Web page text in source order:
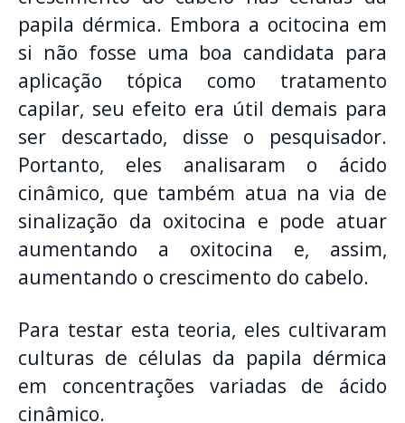
papila dérmica. Embora a ocitocina em
si não fosse uma boa candidata para
aplicação tópica como tratamento
capilar, seu efeito era útil demais para
ser descartado, disse o pesquisador.
Portanto, eles analisaram o ácido
cinâmico, que também atua na via de
sinalização da oxitocina e pode atuar
aumentando a oxitocina e, assim,
aumentando o crescimento do cabelo.
Para testar esta teoria, eles cultivaram
culturas de células da papila dérmica
em concentrações variadas de ácido
cinâmico.